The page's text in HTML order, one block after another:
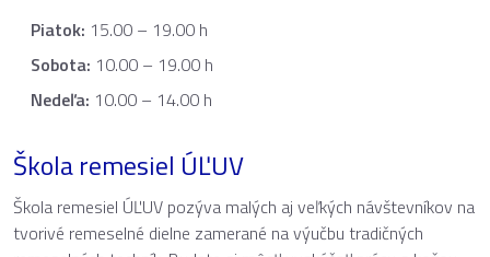
Piatok: 15.00 – 19.00 h
Sobota: 10.00 – 19.00 h
Nedeľa: 10.00 – 14.00 h
Škola remesiel ÚĽUV
Škola remesiel ÚĽUV pozýva malých aj veľkých návštevníkov na
tvorivé remeselné dielne zamerané na výučbu tradičných